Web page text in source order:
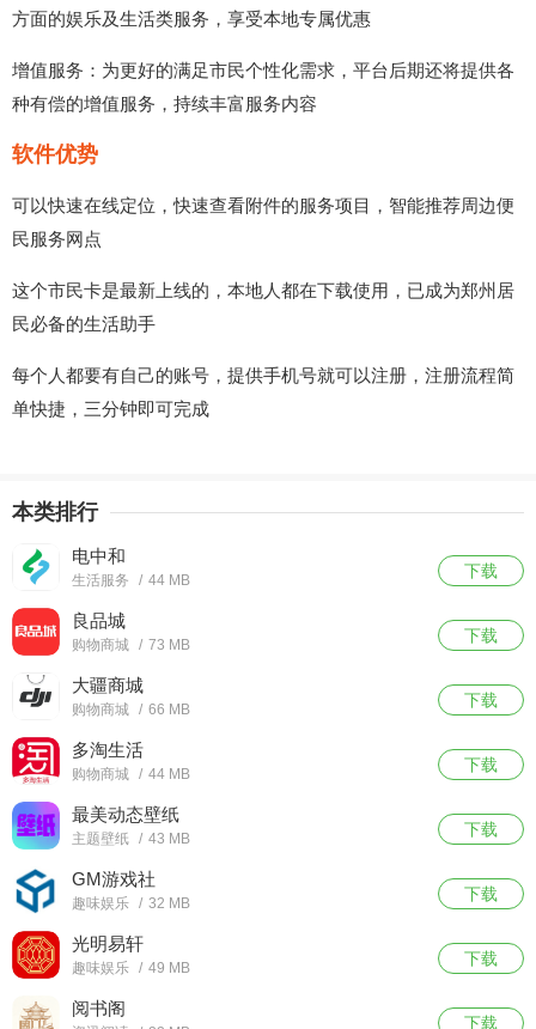
方面的娱乐及生活类服务，享受本地专属优惠
增值服务：为更好的满足市民个性化需求，平台后期还将提供各
种有偿的增值服务，持续丰富服务内容
软件优势
可以快速在线定位，快速查看附件的服务项目，智能推荐周边便
民服务网点
这个市民卡是最新上线的，本地人都在下载使用，已成为郑州居
民必备的生活助手
每个人都要有自己的账号，提供手机号就可以注册，注册流程简
单快捷，三分钟即可完成
本类排行
电中和
生活服务 / 44 MB 下载
良品城
购物商城 / 73 MB 下载
大疆商城
购物商城 / 66 MB 下载
多淘生活
购物商城 / 44 MB 下载
最美动态壁纸
主题壁纸 / 43 MB 下载
GM游戏社
趣味娱乐 / 32 MB 下载
光明易轩
趣味娱乐 / 49 MB 下载
阅书阁
下载